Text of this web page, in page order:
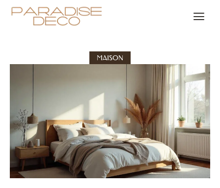
MAISON